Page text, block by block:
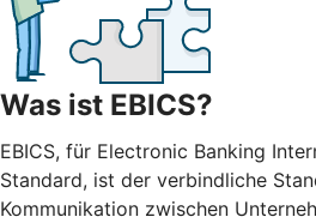
Was ist EBICS?
EBICS, für Electronic Banking
Standard, ist der verbindliche
Kommunikation zwischen